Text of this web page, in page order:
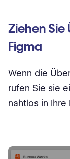
Ziehen Sie
Figma
Wenn die
rufen Sie sie
nahtlos in